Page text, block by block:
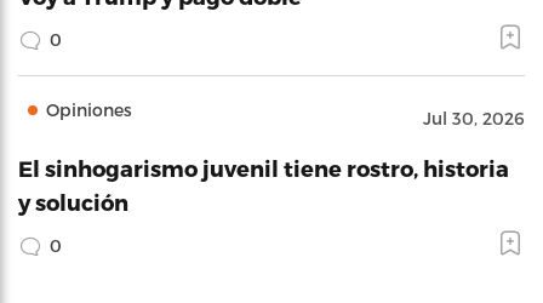
0
Opiniones Jul 30, 2026
El sinhogarismo juvenil tiene rostro, historia
y solución
0